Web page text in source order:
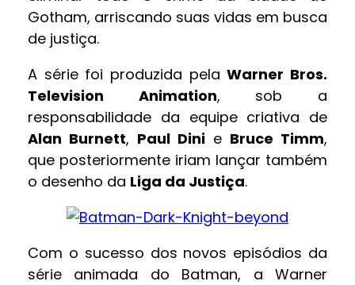
Gotham, arriscando suas vidas em busca
de justiça.
A série foi produzida pelaWarner Bros.
Television Animation, sob a
responsabilidade da equipe criativa de
Alan Burnett, Paul Dini e Bruce Timm,
que posteriormente iriam lançar também
o desenho da Liga da Justiça.
Com o sucesso dos novos episódios da
série animada do Batman, a Warner